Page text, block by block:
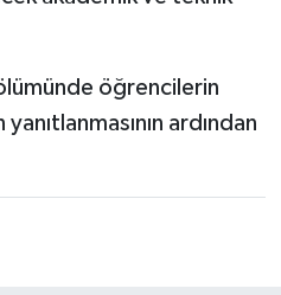
öğrencilerin
ardından